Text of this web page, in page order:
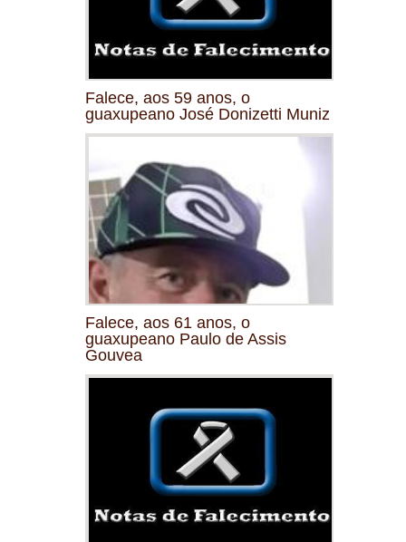
Falece, aos 59 anos, o
guaxupeano José Donizetti Muniz
Falece, aos 61 anos, o
guaxupeano Paulo de Assis
Gouvea